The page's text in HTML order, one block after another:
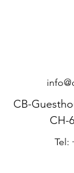
CB-
CH-
Tel: